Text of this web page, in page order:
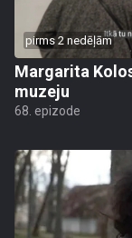
pirms 2 nedēļām
Margarita
muzeju
68. epizode